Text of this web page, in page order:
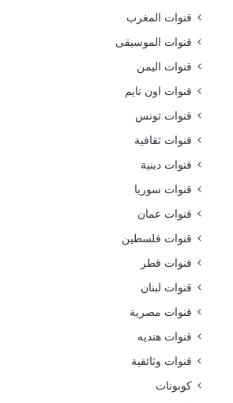
قنوات المغرب
قنوات الموسيقى
قنوات اليمن
قنوات اون تايم
قنوات تونس
قنوات ثقافية
قنوات دينية
قنوات سوريا
قنوات عمان
قنوات فلسطين
قنوات قطر
قنوات لبنان
قنوات مصرية
قنوات هنديه
قنوات وثائقية
كوبونات